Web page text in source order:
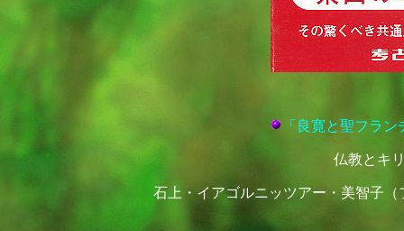
「良寛と聖フラ
仏教とキ
石上・イアゴルニッツアー・美智子